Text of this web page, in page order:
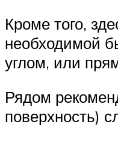
Кроме того,
необходимой
углом, или
Рядом
поверхность)